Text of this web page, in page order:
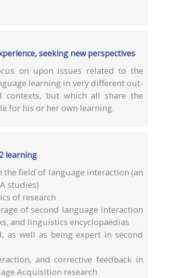
seeking new perspectives
on upon issues related to the
learning in very different out-
contexts, but which all share the
for his or her own learning.
learning
the field of language interaction (an
studies)
of research
of second language interaction
and linguistics encyclopaedias
as well as being expert in second
and corrective feedback in
Acquisition research